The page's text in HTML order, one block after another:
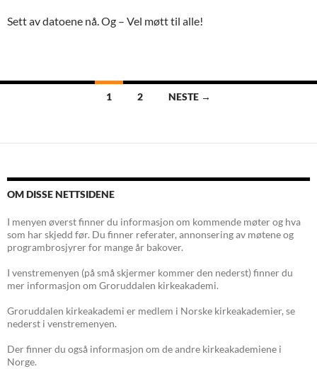
Sett av datoene nå. Og – Vel møtt til alle!
Innleggsnavigasjon
1 2 NESTE →
OM DISSE NETTSIDENE
I menyen øverst finner du informasjon om kommende møter og hva
som har skjedd før. Du finner referater, annonsering av møtene og
programbrosjyrer for mange år bakover.
I venstremenyen (på små skjermer kommer den nederst) finner du
mer informasjon om Groruddalen kirkeakademi.
Groruddalen kirkeakademi er medlem i Norske kirkeakademier, se
nederst i venstremenyen.
Der finner du også informasjon om de andre kirkeakademiene i
Norge.